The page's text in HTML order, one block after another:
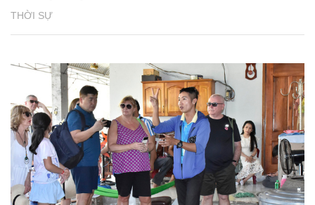
THỜI SỰ